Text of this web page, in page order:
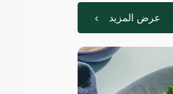
عرض المزيد